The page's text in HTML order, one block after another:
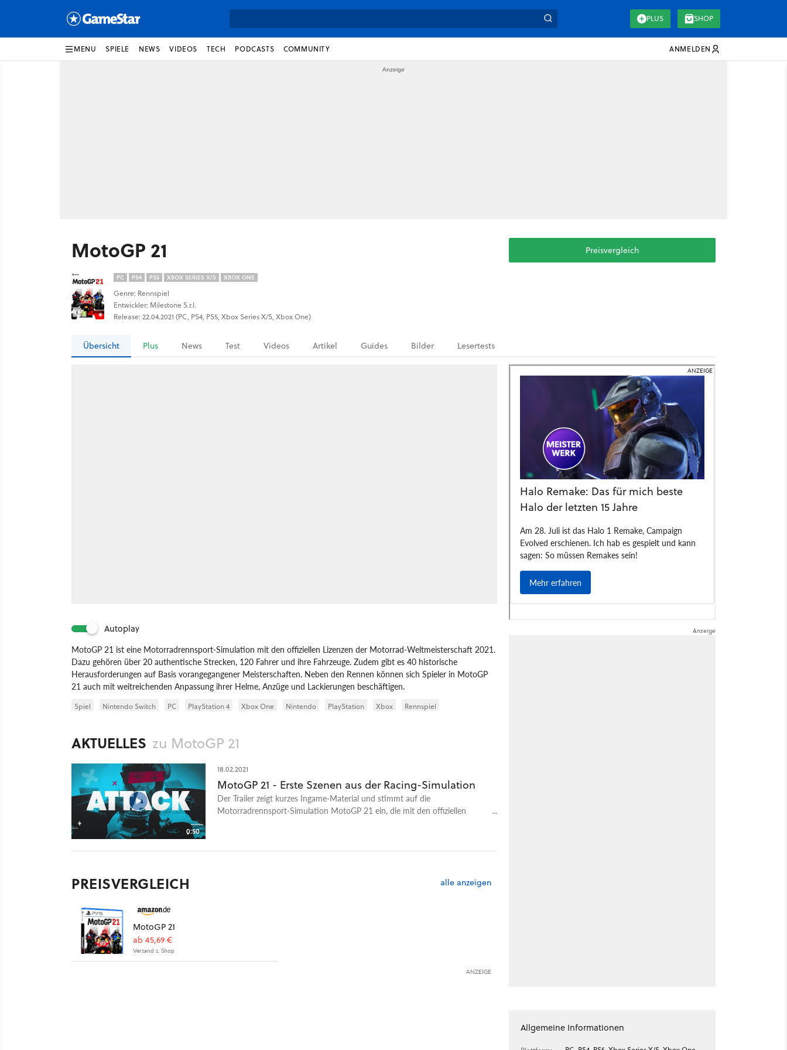
PLUS SHOP
MENU SPIELE NEWS VIDEOS TECH PODCASTS COMMUNITY ANMELDEN
MotoGP 21
PC PS4 PS5 XBOX SERIES X/S XBOX ONE
Genre: Rennspiel
Entwickler: Milestone S.r.l.
Release: 22.04.2021 (PC, PS4, PS5, Xbox Series X/S, Xbox One)
Preisvergleich
Übersicht Plus News Test Videos Artikel Guides Bilder Lesertests
Autoplay
MotoGP 21 ist eine Motorradrennsport-Simulation mit den offiziellen Lizenzen der Motorrad-Weltmeisterschaft 2021.
Dazu gehören über 20 authentische Strecken, 120 Fahrer und ihre Fahrzeuge. Zudem gibt es 40 historische
Herausforderungen auf Basis vorangegangener Meisterschaften. Neben den Rennen können sich Spieler in MotoGP
21 auch mit weitreichenden Anpassung ihrer Helme, Anzüge und Lackierungen beschäftigen.
Spiel Nintendo Switch PC PlayStation 4 Xbox One Nintendo PlayStation Xbox Rennspiel
AKTUELLES zu MotoGP 21
0:50
18.02.2021
MotoGP 21 - Erste Szenen aus der Racing-Simulation
Der Trailer zeigt kurzes Ingame-Material und stimmt auf die
Motorradrennsport-Simulation MotoGP 21 ein, die mit den offiziellen
PREISVERGLEICH alle anzeigen
MotoGP 21
ab 45,69 €
Versand s. Shop
ANZEIGE
Allgemeine Informationen